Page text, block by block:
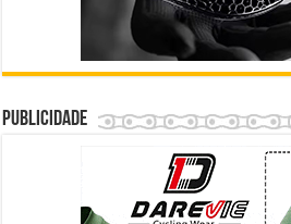
Publicidade